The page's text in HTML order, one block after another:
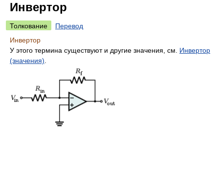
Инвертор
Толкование
Перевод
Инвертор
У этого термина существуют и другие значения, см. Инвертор
(значения)